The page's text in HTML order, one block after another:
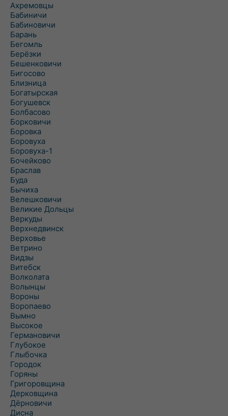
Ахремовцы
Бабиничи
Бабиновичи
Барань
Бегомль
Берёзки
Бешенковичи
Бигосово
Близница
Богатырская
Богушевск
Болбасово
Борковичи
Боровка
Боровуха
Боровуха-1
Бочейково
Браслав
Буда
Бычиха
Велешковичи
Великие Дольцы
Веркуды
Верхнедвинск
Верховье
Ветрино
Видзы
Витебск
Волколата
Волынцы
Вороны
Воропаево
Вымно
Высокое
Германовичи
Глубокое
Глыбочка
Городок
Горяны
Григоровщина
Дерковщина
Дёрновичи
Дисна